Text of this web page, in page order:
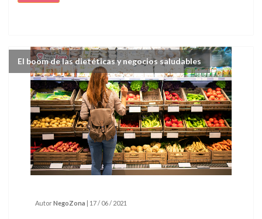
El boom de las dietéticas y negocios saludables
AutorNegoZona | 17 / 06 / 2021